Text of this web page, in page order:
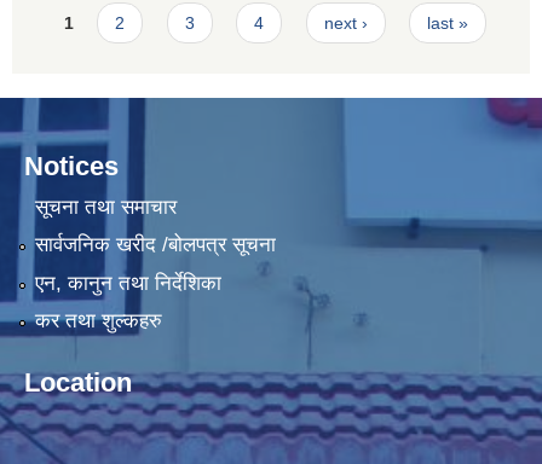
Pages
1 2 3 4 next › last »
Notices
सूचना तथा समाचार
सार्वजनिक खरीद /बोलपत्र सूचना
एन, कानुन तथा निर्देशिका
कर तथा शुल्कहरु
Location